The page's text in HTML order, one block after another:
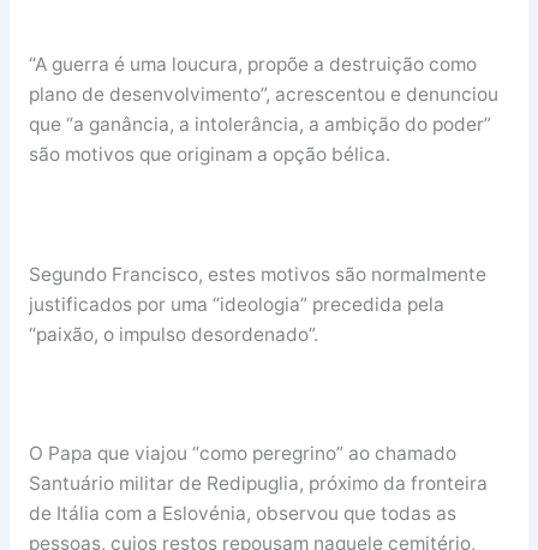
“A guerra é uma loucura, propõe a destruição como
plano de desenvolvimento”, acrescentou e denunciou
que “a ganância, a intolerância, a ambição do poder”
são motivos que originam a opção bélica.
Segundo Francisco, estes motivos são normalmente
justificados por uma “ideologia” precedida pela
“paixão, o impulso desordenado”.
O Papa que viajou “como peregrino” ao chamado
Santuário militar de Redipuglia, próximo da fronteira
de Itália com a Eslovénia, observou que todas as
pessoas, cujos restos repousam naquele cemitério,